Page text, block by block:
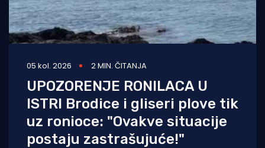
05 kol. 2026 2 MIN. ČITANJA
UPOZORENJE RONILACA U
ISTRI Brodice i gliseri plove tik
uz ronioce: "Ovakve situacije
postaju zastrašujuće!"